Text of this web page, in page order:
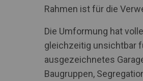
Rahmen ist für die
Die Umformung hat
gleichzeitig unsichtbar
ausgezeichnetes
Baugruppen,